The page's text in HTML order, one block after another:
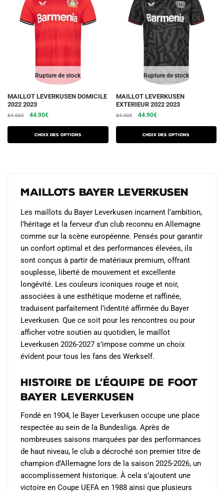
peuvent
être
choisies
peuvent
choisies
Rupture de stock
MAILLOT LEVERKUSEN DOMICILE
2022 2023
84.90€
Le
initial
était :
44.90€Le
actuel
est :
Choix des options
Ce
produit
a
plusieurs
variations.
page
produit
Rupture de stock
MAILLOT LEVERKUSEN
EXTERIEUR 2022 2023
84.90€
Le
initial
était :
44.90€Le
actuel
est :
Choix des options
Ce
produit
a
plusieurs
variations.
être
sur
la
page
du
produit
Maillots Bayer Leverkusen
Les maillots du Bayer Leverkusen incarnent l’ambition,
l’héritage et la ferveur d’un club reconnu en Allemagne
comme sur la scène européenne. Pensés pour garantir
un confort optimal et des performances élevées, ils
sont conçus à partir de matériaux premium, offrant
souplesse, liberté de mouvement et excellente
longévité. Les couleurs iconiques rouge et noir,
associées à une esthétique moderne et raffinée,
traduisent parfaitement l’identité affirmée du Bayer
Leverkusen. Que ce soit pour les rencontres ou pour
afficher votre soutien au quotidien, le maillot
Leverkusen 2026-2027 s’impose comme un choix
évident pour tous les fans des Werkself.
Histoire de l’Équipe de Foot
Bayer Leverkusen
Fondé en 1904, le Bayer Leverkusen occupe une place
respectée au sein de la Bundesliga. Après de
nombreuses saisons marquées par des performances
de haut niveau, le club a décroché son premier titre de
champion d’Allemagne lors de la saison 2025-2026, un
accomplissement historique. À cela s’ajoutent une
victoire en Coupe UEFA en 1988 ainsi que plusieurs